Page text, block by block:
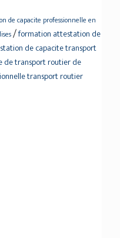
de capacite professionnelle en
/formation attestation de
de capacite transport
de transport routier de
transport routier